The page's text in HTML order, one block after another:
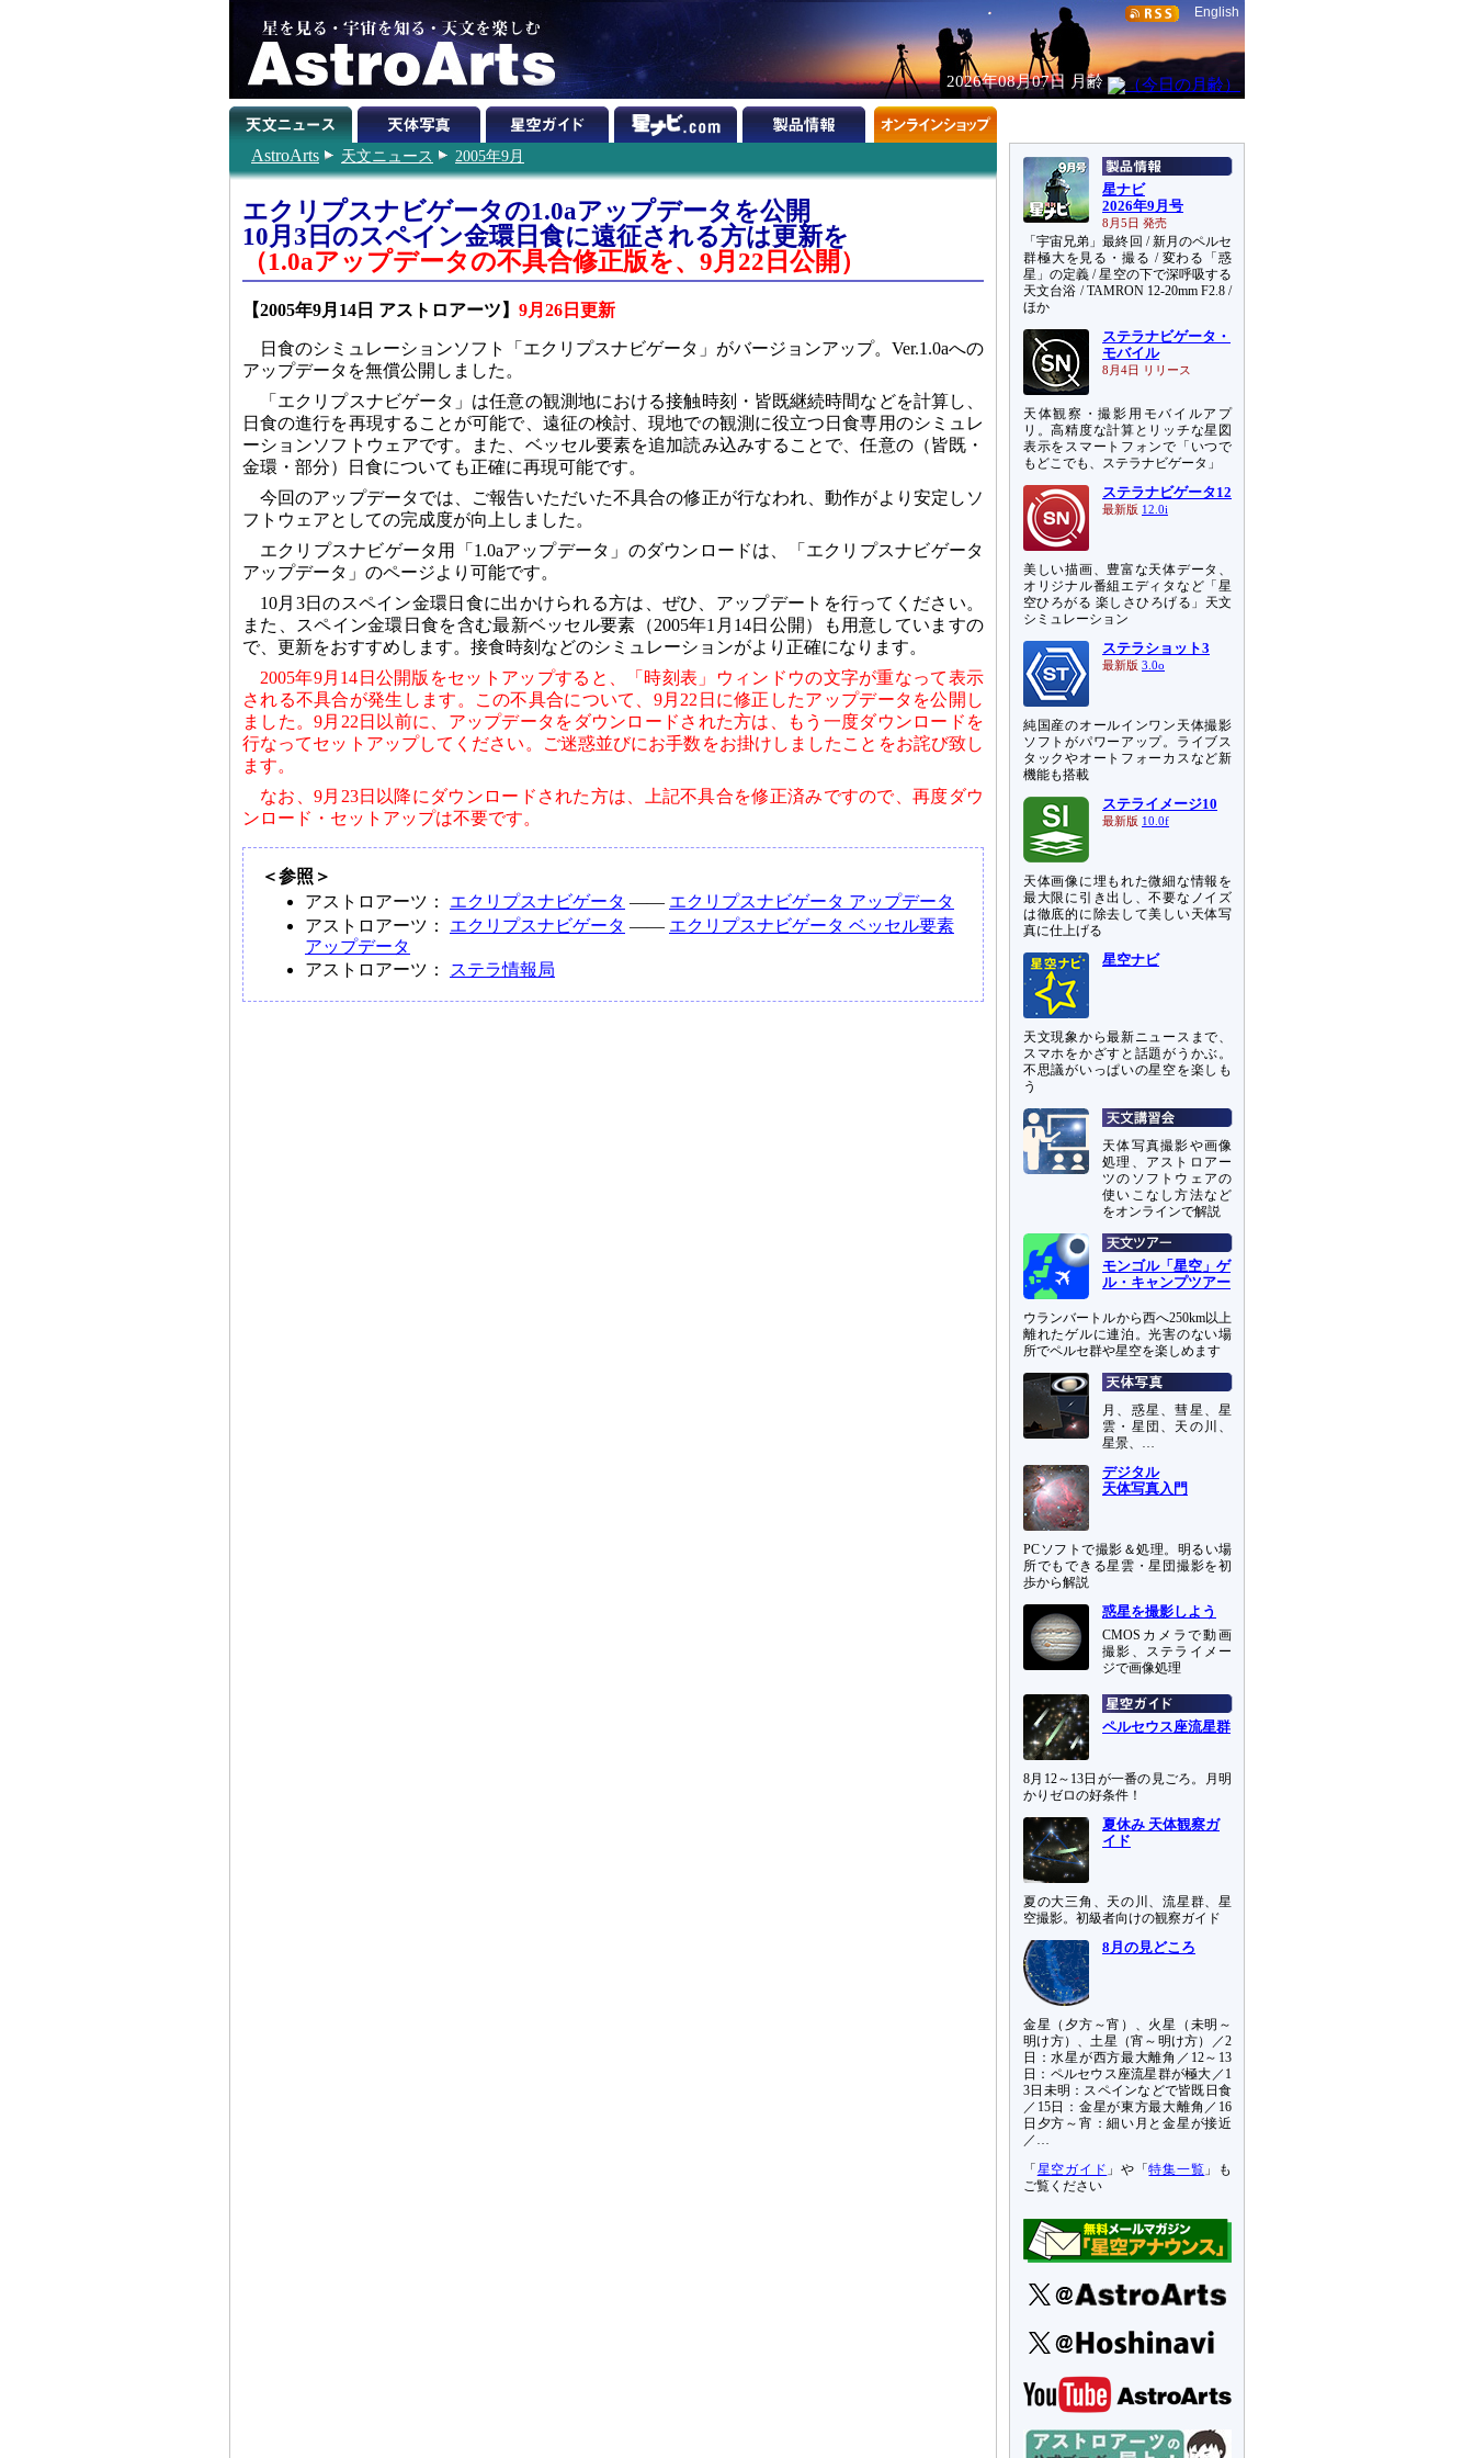
English
2026年08月07日 月齢
AstroArts 天文ニュース 2005年9月
エクリプスナビゲータの1.0aアップデータを公開
10月3日のスペイン金環日食に遠征される方は更新を
（1.0aアップデータの不具合修正版を、9月22日公開）
【2005年9月14日 アストロアーツ】 9月26日更新
日食のシミュレーションソフト「エクリプスナビゲータ」がバージョンアップ。Ver.1.0aへの
アップデータを無償公開しました。
「エクリプスナビゲータ」は任意の観測地における接触時刻・皆既継続時間などを計算し、
日食の進行を再現することが可能で、遠征の検討、現地での観測に役立つ日食専用のシミュレ
ーションソフトウェアです。また、ベッセル要素を追加読み込みすることで、任意の（皆既・
金環・部分）日食についても正確に再現可能です。
今回のアップデータでは、ご報告いただいた不具合の修正が行なわれ、動作がより安定しソ
フトウェアとしての完成度が向上しました。
エクリプスナビゲータ用「1.0aアップデータ」のダウンロードは、「エクリプスナビゲータ
アップデータ」のページより可能です。
10月3日のスペイン金環日食に出かけられる方は、ぜひ、アップデートを行ってください。
また、スペイン金環日食を含む最新ベッセル要素（2005年1月14日公開）も用意していますの
で、更新をおすすめします。接食時刻などのシミュレーションがより正確になります。
2005年9月14日公開版をセットアップすると、「時刻表」ウィンドウの文字が重なって表示
される不具合が発生します。この不具合について、9月22日に修正したアップデータを公開し
ました。9月22日以前に、アップデータをダウンロードされた方は、もう一度ダウンロードを
行なってセットアップしてください。ご迷惑並びにお手数をお掛けしましたことをお詫び致し
ます。
なお、9月23日以降にダウンロードされた方は、上記不具合を修正済みですので、再度ダウ
ンロード・セットアップは不要です。
＜参照＞
アストロアーツ： エクリプスナビゲータ ―― エクリプスナビゲータ アップデータ
アストロアーツ： エクリプスナビゲータ ―― エクリプスナビゲータ ベッセル要素
アップデータ
アストロアーツ：
ステラ情報局
星ナビ
2026年9月号
8月5日 発売
「宇宙兄弟」最終回 / 新月のペルセ
群極大を見る・撮る / 変わる「惑
星」の定義 / 星空の下で深呼吸する
天文台浴 / TAMRON 12-20mm F2.8 /
ほか
ステラナビゲータ・
モバイル
8月4日 リリース
天体観察・撮影用モバイルアプ
リ。高精度な計算とリッチな星図
表示をスマートフォンで「いつで
もどこでも、ステラナビゲータ」
ステラナビゲータ12
最新版 12.0i
美しい描画、豊富な天体データ、
オリジナル番組エディタなど「星
空ひろがる 楽しさひろげる」天文
シミュレーション
ステラショット3
最新版 3.0o
純国産のオールインワン天体撮影
ソフトがパワーアップ。ライブス
タックやオートフォーカスなど新
機能も搭載
ステライメージ10
最新版 10.0f
天体画像に埋もれた微細な情報を
最大限に引き出し、不要なノイズ
は徹底的に除去して美しい天体写
真に仕上げる
星空ナビ
天文現象から最新ニュースまで、
スマホをかざすと話題がうかぶ。
不思議がいっぱいの星空を楽しも
う
天体写真撮影や画像
処理、アストロアー
ツのソフトウェアの
使いこなし方法など
をオンラインで解説
モンゴル「星空」ゲ
ル・キャンプツアー
ウランバートルから西へ250km以上
離れたゲルに連泊。光害のない場
所でペルセ群や星空を楽しめます
月、惑星、彗星、星
雲・星団、天の川、
星景、…
デジタル
天体写真入門
PCソフトで撮影＆処理。明るい場
所でもできる星雲・星団撮影を初
歩から解説
惑星を撮影しよう
CMOSカメラで動画
撮影、ステライメー
ジで画像処理
ペルセウス座流星群
8月12～13日が一番の見ごろ。月明
かりゼロの好条件！
夏休み 天体観察ガ
イド
夏の大三角、天の川、流星群、星
空撮影。初級者向けの観察ガイド
8月の見どころ
金星（夕方～宵）、火星（未明～
明け方）、土星（宵～明け方）／2
日：水星が西方最大離角／12～13
日：ペルセウス座流星群が極大／1
3日未明：スペインなどで皆既日食
／15日：金星が東方最大離角／16
日夕方～宵：細い月と金星が接近
／…
「 星空ガイド 」や「特集一覧 」も
ご覧ください